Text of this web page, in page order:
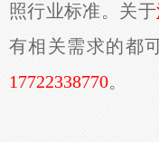
照行业标准。关于
有相关需求的都
17722338770。